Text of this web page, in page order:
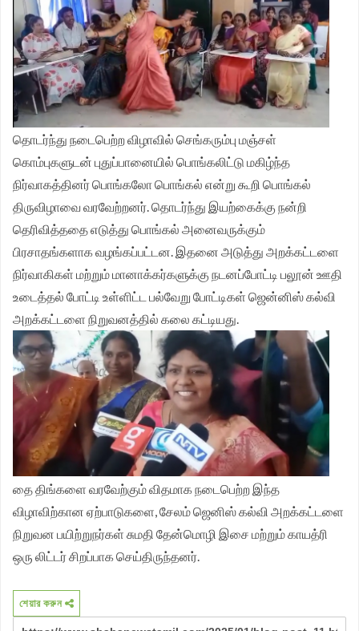
தொடர்ந்து நடைபெற்ற விழாவில் செங்கரும்பு மஞ்சள்
கொம்புகளுடன் புதுப்பானையில் பொங்கலிட்டு மகிழ்ந்த
நிர்வாகத்தினர் பொங்கலோ பொங்கல் என்று கூறி பொங்கல்
திருவிழாவை வரவேற்றனர். தொடர்ந்து இயற்கைக்கு நன்றி
தெரிவித்ததை எடுத்து பொங்கல் அனைவருக்கும்
பிரசாதங்களாக வழங்கப்பட்டன. இதனை அடுத்து அறக்கட்டளை
நிர்வாகிகள் மற்றும் மானாக்கர்களுக்கு நடனப்போட்டி பலூன் ஊதி
உடைத்தல் போட்டி உள்ளிட்ட பல்வேறு போட்டிகள் ஜென்னிஸ் கல்வி
அறக்கட்டளை நிறுவனத்தில் கலை கட்டியது.
தை திங்களை வரவேற்கும் விதமாக நடைபெற்ற இந்த
விழாவிற்கான ஏற்பாடுகளை, சேலம் ஜெனிஸ் கல்வி அறக்கட்டளை
நிறுவன பயிற்றுநர்கள் சுமதி தேன்மொழி இசை மற்றும் காயத்ரி
ஒரு லிட்டர் சிறப்பாக செய்திருந்தனர்.
শেয়ার করুন